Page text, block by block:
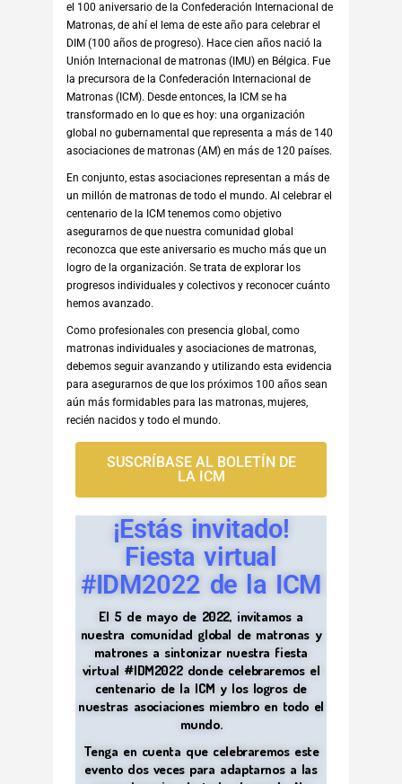
el 100 aniversario de la Confederación Internacional de
Matronas, de ahí el lema de este año para celebrar el
DIM (100 años de progreso). Hace cien años nació la
Unión Internacional de matronas (IMU) en Bélgica. Fue
la precursora de la Confederación Internacional de
Matronas (ICM). Desde entonces, la ICM se ha
transformado en lo que es hoy: una organización
global no gubernamental que representa a más de 140
asociaciones de matronas (AM) en más de 120 países.
En conjunto, estas asociaciones representan a más de
un millón de matronas de todo el mundo. Al celebrar el
centenario de la ICM tenemos como objetivo
asegurarnos de que nuestra comunidad global
reconozca que este aniversario es mucho más que un
logro de la organización. Se trata de explorar los
progresos individuales y colectivos y reconocer cuánto
hemos avanzado.
Como profesionales con presencia global, como
matronas individuales y asociaciones de matronas,
debemos seguir avanzando y utilizando esta evidencia
para asegurarnos de que los próximos 100 años sean
aún más formidables para las matronas, mujeres,
recién nacidos y todo el mundo.
SUSCRÍBASE AL BOLETÍN DE
LA ICM
¡Estás invitado!
Fiesta virtual
#IDM2022 de la ICM
El 5 de mayo de 2022, invitamos a
nuestra comunidad global de matronas y
matrones a sintonizar nuestra fiesta
virtual #IDM2022 donde celebraremos el
centenario de la ICM y los logros de
nuestras asociaciones miembro en todo el
mundo.
Tenga en cuenta que celebraremos este
evento dos veces para adaptarnos a las